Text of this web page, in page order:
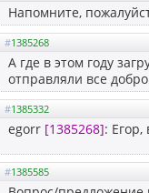
Напомните,
#1385268
А где в этом году
отправляли все
#1385332
egorr [1385268]:
#1385585